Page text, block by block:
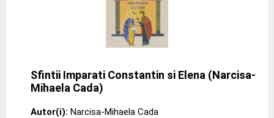
Sfintii Imparati Constantin si Elena (Narcisa-
Mihaela Cada)
Autor(i): Narcisa-Mihaela Cada